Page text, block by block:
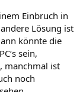
Einbruch in
Lösung ist
könnte die
sein,
manchmal ist
noch